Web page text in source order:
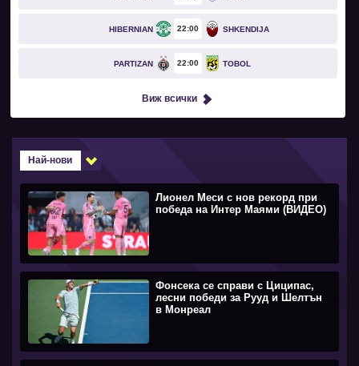
HIBERNIAN 22 00 SHKENDIJA
PARTIZAN 22 00 TOBOL
Виж всички
Най-нови
Лионел Меси с нов рекорд при
победа на Интер Маями (ВИДЕО)
Фонсека се справи с Циципас,
лесни победи за Рууд и Шелтън
в Монреал